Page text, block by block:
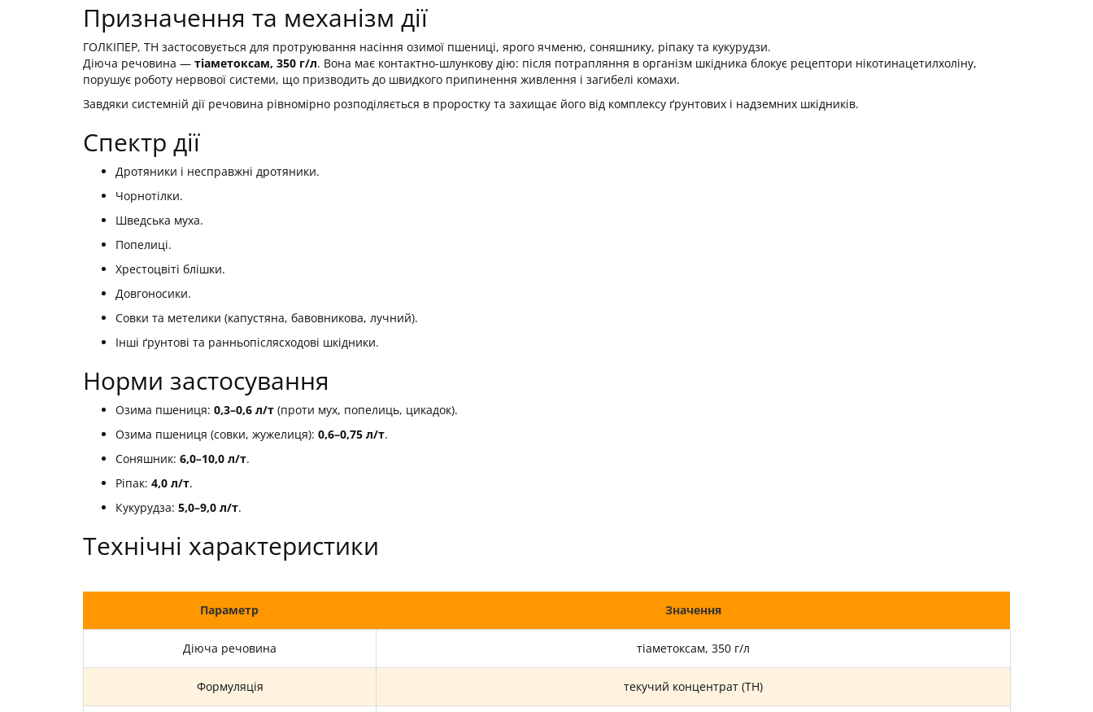
Призначення та механізм дії
ГОЛКІПЕР, ТН застосовується для протруювання насіння озимої пшениці, ярого ячменю, соняшнику, ріпаку та кукурудзи.
Діюча речовина — тіаметоксам, 350 г/л. Вона має контактно-шлункову дію: після потрапляння в організм шкідника блокує рецептори нікотинацетилхоліну,
порушує роботу нервової системи, що призводить до швидкого припинення живлення і загибелі комахи.
Завдяки системній дії речовина рівномірно розподіляється в проростку та захищає його від комплексу ґрунтових і надземних шкідників.
Спектр дії
Дротяники і несправжні дротяники.
Чорнотілки.
Шведська муха.
Попелиці.
Хрестоцвіті блішки.
Довгоносики.
Совки та метелики (капустяна, бавовникова, лучний).
Інші ґрунтові та ранньопіслясходові шкідники.
Норми застосування
Озима пшениця: 0,3–0,6 л/т (проти мух, попелиць, цикадок).
Озима пшениця (совки, жужелиця): 0,6–0,75 л/т.
Соняшник: 6,0–10,0 л/т.
Ріпак: 4,0 л/т.
Кукурудза: 5,0–9,0 л/т.
Технічні характеристики
Параметр Значення
Діюча речовина тіаметоксам, 350 г/л
Формуляція текучий концентрат (ТН)